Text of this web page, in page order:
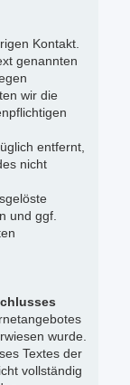
Kontakt.
genannten
wir die
entfernt,
nicht
und ggf.
wurde.
Textes der
vollständig